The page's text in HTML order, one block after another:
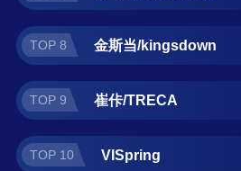
TOP 8 金斯当/kingsdown
TOP 9 崔佧/TRECA
TOP 10 VISpring